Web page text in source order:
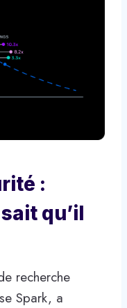
:
qu’il
recherche
Spark, a